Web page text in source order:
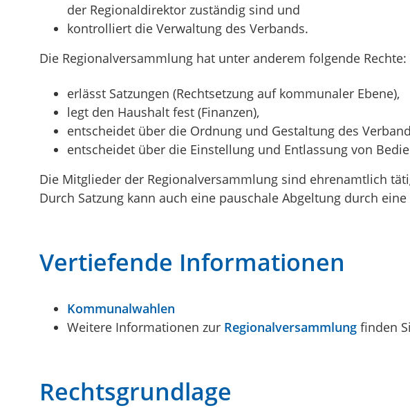
der Regionaldirektor zuständig sind und
kontrolliert die Verwaltung des Verbands.
Die Regionalversammlung hat unter anderem folgende Rechte:
erlässt Satzungen (Rechtsetzung auf kommunaler Ebene),
legt den Haushalt fest (Finanzen),
entscheidet über die Ordnung und Gestaltung des
entscheidet über die Einstellung und Entlassung von
Die Mitglieder der Regionalversammlung sind ehrenamtlich
Durch Satzung kann auch eine pauschale Abgeltung durch
Vertiefende Informationen
Kommunalwahlen
Weitere Informationen zur Regionalversammlung finden
Rechtsgrundlage